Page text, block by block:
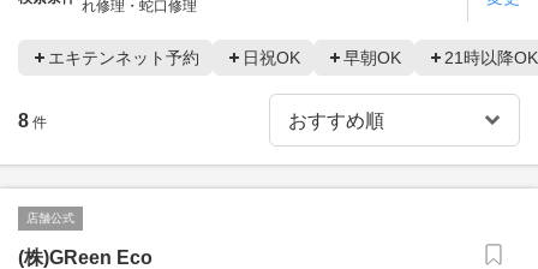
れ修理・蛇口修理
エキテンネット予約 日祝OK 早朝OK 21時以降OK
8 件
店舗公式
(株)GReen Eco